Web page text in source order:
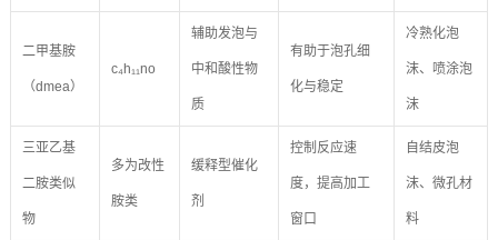
二甲基胺
（dmea）
c₄h₁₁no
辅助发泡与
中和酸性物
质
有助于泡孔细
化与稳定
冷熟化泡
沫、喷涂泡
沫
三亚乙基
二胺类似
物
多为改性
胺类
缓释型催化
剂
控制反应速
度，提高加工
窗口
自结皮泡
沫、微孔材
料